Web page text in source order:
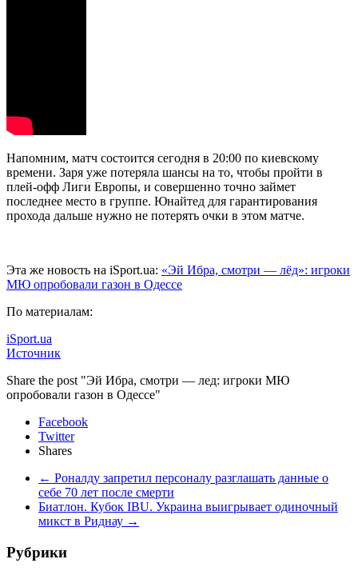
Напомним, матч состоится сегодня в 20:00 по киевскому
времени. Заря уже потеряла шансы на то, чтобы пройти в
плей-офф Лиги Европы, и совершенно точно займет
последнее место в группе. Юнайтед для гарантирования
прохода дальше нужно не потерять очки в этом матче.
Эта же новость на iSport.ua: «Эй Ибра, смотри — лёд»: игроки
МЮ опробовали газон в Одессе
По материалам:
iSport.ua
Источник
Share the post "Эй Ибра, смотри — лед: игроки МЮ
опробовали газон в Одессе"
Facebook
Twitter
Shares
← Роналду запретил персоналу разглашать данные о
себе 70 лет после смерти
Биатлон. Кубок IBU. Украина выигрывает одиночный
микст в Риднау →
Рубрики